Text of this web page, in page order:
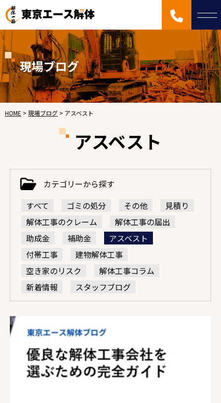
現場ブログ
HOME > 現場ブログ > アスベスト
アスベスト
カテゴリーから探す
すべて
ゴミの処分 その他
見積り
解体工事のクレーム
解体工事の届出
助成金
補助金
アスベスト
付帯工事
建物解体工事
空き家のリスク
解体工事コラム
新着情報
スタッフブログ